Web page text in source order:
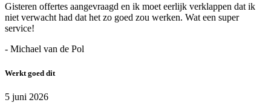
Gisteren offertes aangevraagd en ik moet eerlijk verklappen dat ik
niet verwacht had dat het zo goed zou werken. Wat een super
service!
- Michael van de Pol
Werkt goed dit
5 juni 2026